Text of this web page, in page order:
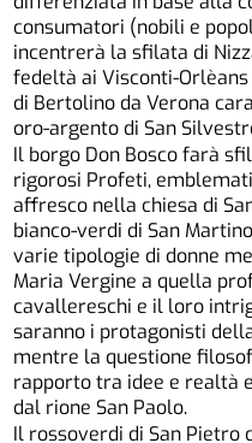
consumatori (nobili e
incentrerà la sfilata di
fedeltà ai Visconti-
di Bertolino da Verona
oro-argento di San
Il borgo Don Bosco farà
rigorosi Profeti,
affresco nella chiesa di
bianco-verdi di San
varie tipologie di donne
Maria Vergine a quella
cavallereschi e il loro
saranno i protagonisti
mentre la questione
rapporto tra idee e realtà
dal rione San Paolo.
Il rossoverdi di San Pietro